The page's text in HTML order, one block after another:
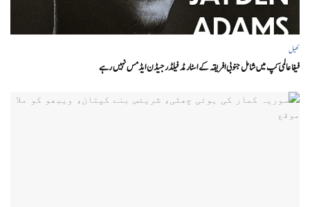
کھیل
فیفا عالمی کپ میں شامل جنوبی افریقہ کے اسٹار مڈ فیلڈر جیڈن ایڈمس نہیں رہے